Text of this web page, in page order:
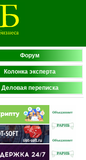
Форум
Колонка эксперта
Деловая переписка